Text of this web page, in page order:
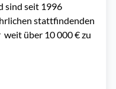
sind seit 1996
stattfindenden
über 10 000 € zu